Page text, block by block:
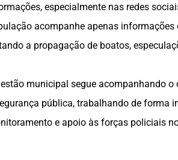
especialmente nas redes
acompanhe apenas
a propagação de boatos,
municipal segue acompanhando
pública, trabalhando de forma
e apoio às forças policiais